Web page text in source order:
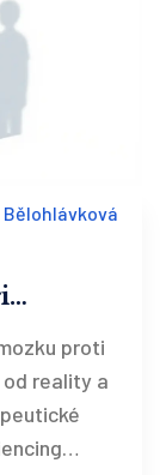
proti
reality a